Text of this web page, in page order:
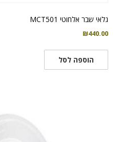
גלאי שבר אלחוטי MCT501
₪440.00
הוספה לסל